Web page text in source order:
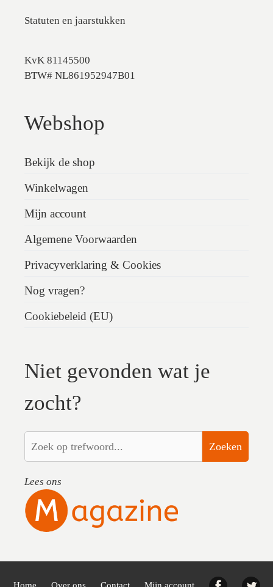
Statuten en jaarstukken
KvK 81145500
BTW# NL861952947B01
Webshop
Bekijk de shop
Winkelwagen
Mijn account
Algemene Voorwaarden
Privacyverklaring & Cookies
Nog vragen?
Cookiebeleid (EU)
Niet gevonden wat je
zocht?
Zoeken
Lees ons
Home Over ons Contact Mijn account Facebook